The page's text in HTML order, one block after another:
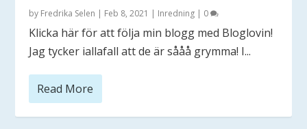
by Fredrika Selen | Feb 8, 2021 | Inredning | 0
Klicka här för att följa min blogg med Bloglovin!
Jag tycker iallafall att de är sååå grymma! I...
Read More